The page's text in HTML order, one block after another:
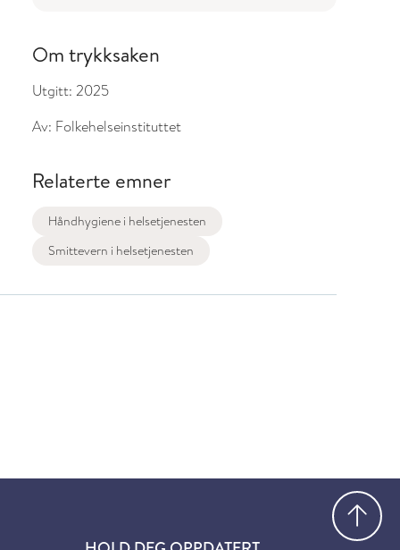
Om trykksaken
Utgitt: 2025
Av: Folkehelseinstituttet
Relaterte emner
Håndhygiene i helsetjenesten
Smittevern i helsetjenesten